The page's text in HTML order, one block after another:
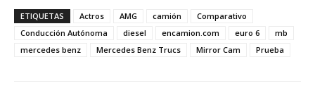
ETIQUETAS Actros AMG camión
Comparativo
Conducción Autónoma
diesel encamion.com euro 6
mb
mercedes benz
Mercedes Benz Trucs Mirror Cam Prueba